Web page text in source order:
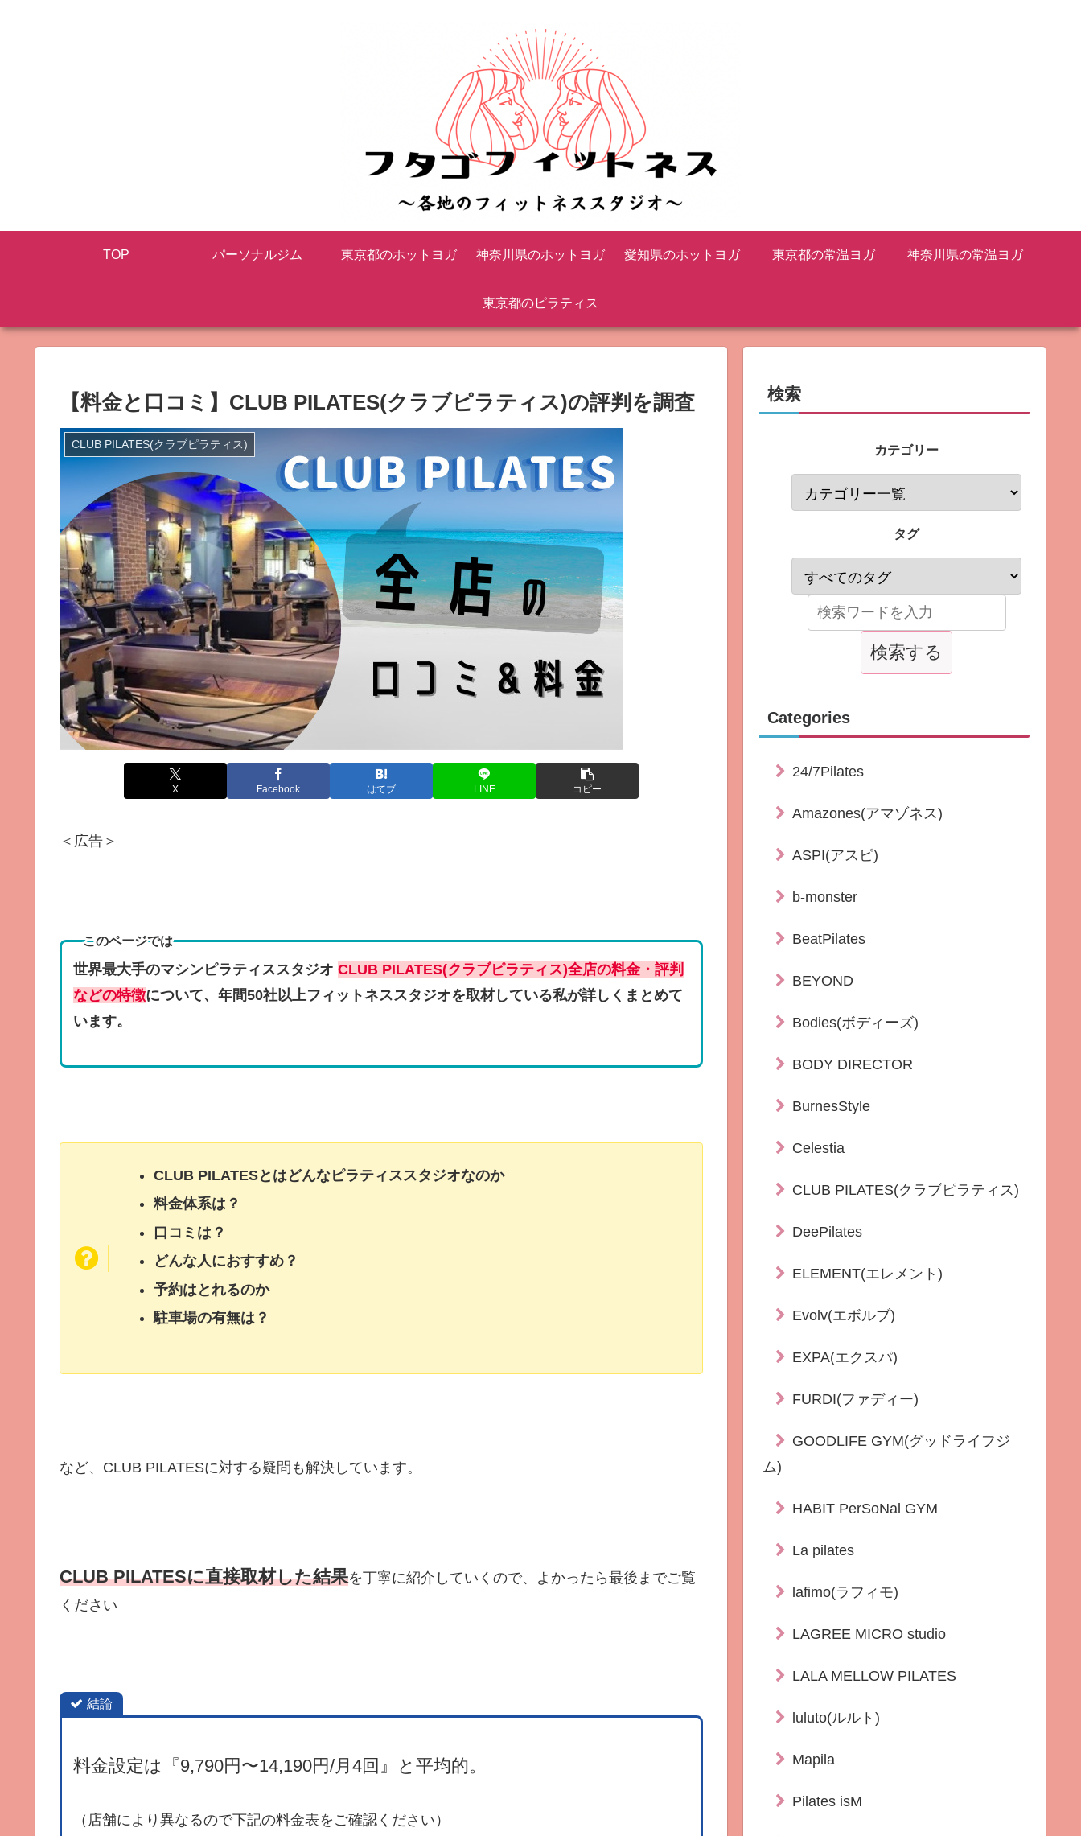
TOP パーソナルジム 東京都のホットヨガ 神奈川県のホットヨガ 愛知県のホットヨガ 東京都の常温ヨガ 神奈川県の常温ヨガ
東京都のピラティス
【料金と口コミ】CLUB PILATES(クラブピラティス)の評判を調査
CLUB PILATES(クラブピラティス)
X Facebook はてブ LINE コピー
＜広告＞
このページでは
世界最大手のマシンピラティススタジオCLUB PILATES(クラブピラティス)全店の料金・評判
などの特徴について、年間50社以上フィットネススタジオを取材している私が詳しくまとめて
います。
CLUB PILATESとはどんなピラティススタジオなのか
料金体系は？
口コミは？
どんな人におすすめ？
予約はとれるのか
駐車場の有無は？
など、CLUB PILATESに対する疑問も解決しています。
CLUB PILATESに直接取材した結果を丁寧に紹介していくので、よかったら最後までご覧
ください
結論
料金設定は『9,790円〜14,190円/月4回』と平均的。
（店舗により異なるので下記の料金表をご確認ください）
検索
カテゴリー
タグ
Categories
24/7Pilates
Amazones(アマゾネス)
ASPI(アスピ)
b-monster
BeatPilates
BEYOND
Bodies(ボディーズ)
BODY DIRECTOR
BurnesStyle
Celestia
CLUB PILATES(クラブピラティス)
DeePilates
ELEMENT(エレメント)
Evolv(エボルブ)
EXPA(エクスパ)
FURDI(ファディー)
GOODLIFE GYM(グッドライフジ
ム)
HABIT PerSoNal GYM
La pilates
lafimo(ラフィモ)
LAGREE MICRO studio
LALA MELLOW PILATES
luluto(ルルト)
Mapila
Pilates isM